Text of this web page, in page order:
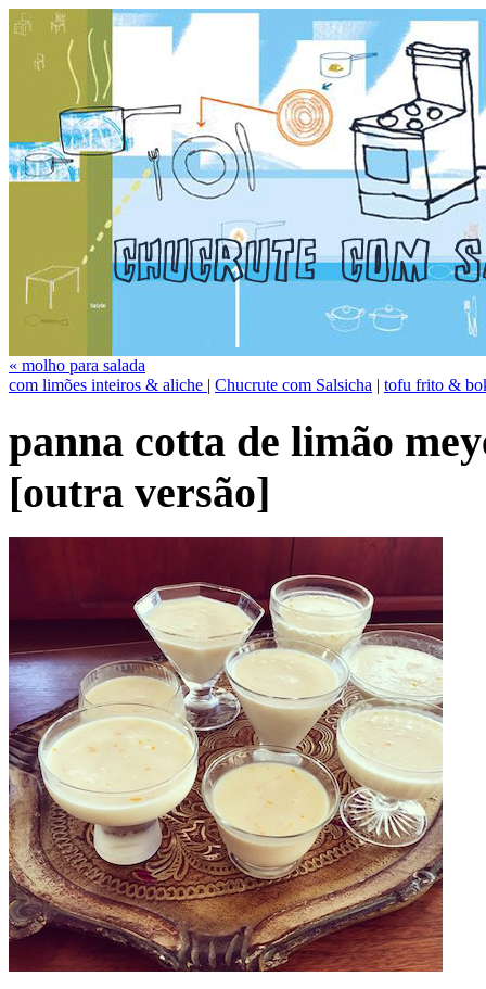
« molho para salada
com limões inteiros & aliche | Chucrute com Salsicha | tofu frito &
panna cotta de limão
[outra versão]